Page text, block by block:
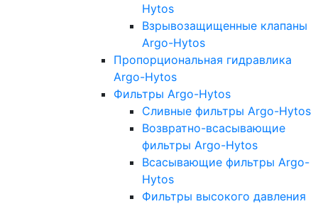
Hytos
Взрывозащищенные клапаны
Argo-Hytos
Пропорциональная гидравлика
Argo-Hytos
Фильтры Argo-Hytos
Сливные фильтры Argo-Hytos
Возвратно-всасывающие
фильтры Argo-Hytos
Всасывающие фильтры Argo-
Hytos
Фильтры высокого давления